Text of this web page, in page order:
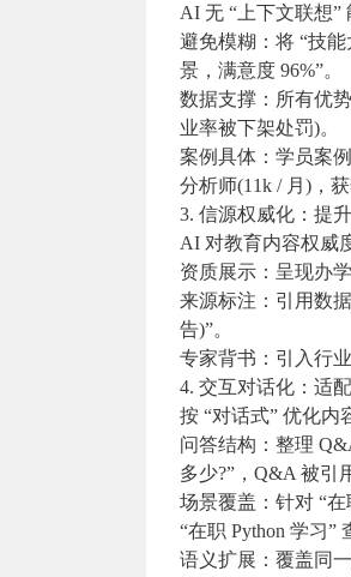
AI 无 “上下文联想”
避免模糊：将 “技能
景，满意度 96%”。
数据支撑：所有优
业率被下架处罚)。
案例具体：学员案
分析师(11k / 月)，
3. 信源权威化：提
AI 对教育内容权威
资质展示：呈现办
来源标注：引用数
告)”。
专家背书：引入行
4. 交互对话化：适
按 “对话式” 优化内
问答结构：整理
多少?”，Q&A 被引
场景覆盖：针对 “
“在职 Python 学习”
语义扩展：覆盖同